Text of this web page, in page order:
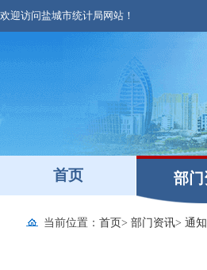
欢迎访问盐城市统计局网站！
首页 部
当前位置： 首页> 部门资讯> 通